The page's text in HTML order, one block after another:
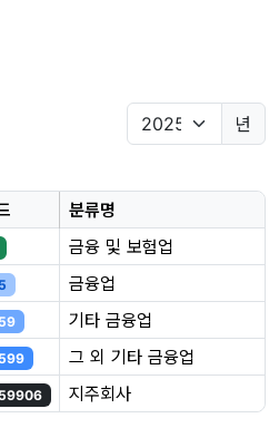
년
분류명
금융 및 보험업
금융업
기타 금융업
그 외 기타 금융업
지주회사